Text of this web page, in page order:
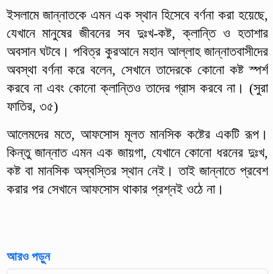
ইসলামে জান্নাতকে এমন এক স্থান হিসেবে বর্ণনা করা হয়েছে,
যেখানে মানুষের জীবনের সব দুঃখ-কষ্ট, ক্লান্তি ও হতাশার
অবসান ঘটবে। পবিত্র কুরআনে মহান আল্লাহ জান্নাতবাসীদের
অবস্থা বর্ণনা করে বলেন, সেখানে তাদেরকে কোনো কষ্ট স্পর্শ
করবে না এবং কোনো ক্লান্তিও তাদের গ্রাস করবে না। (সুরা
ফাতির, ৩৫)
আলেমদের মতে, আফসোস মূলত মানসিক কষ্টের একটি রূপ।
কিন্তু জান্নাত এমন এক জায়গা, যেখানে কোনো ধরনের দুঃখ,
কষ্ট বা মানসিক অস্বস্তির স্থান নেই। তাই জান্নাতে প্রবেশ
করার পর সেখানে আফসোস থাকার প্রশ্নই ওঠে না।
আরও পড়ুন